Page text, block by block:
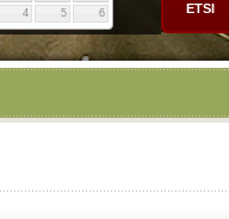
4 5 6